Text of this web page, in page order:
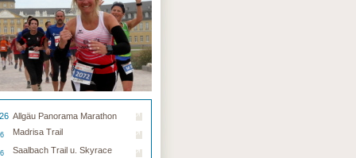
Allgäu Panorama Marathon
Madrisa Trail
Saalbach Trail u. Skyrace